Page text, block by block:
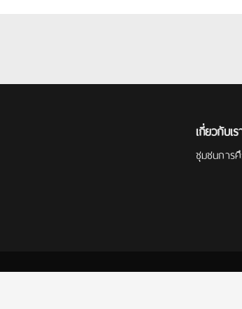
เกี่ยวกับเร
ชุมชนการ